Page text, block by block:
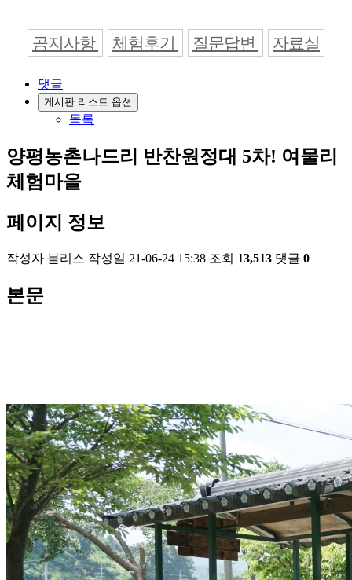
공지사항 체험후기 질문답변 자료실
댓글
게시판 리스트 옵션
목록
양평농촌나드리 반찬원정대 5차! 여물리
체험마을
페이지 정보
작성자 블리스 작성일 21-06-24 15:38 조회 13,513 댓글 0
본문